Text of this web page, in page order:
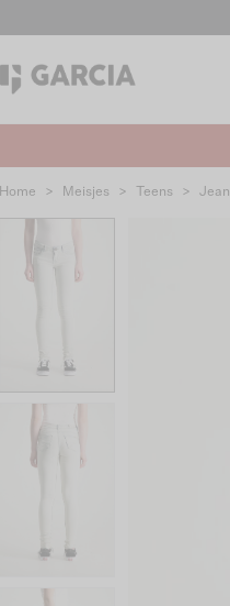
Home > Meisjes > Teens >